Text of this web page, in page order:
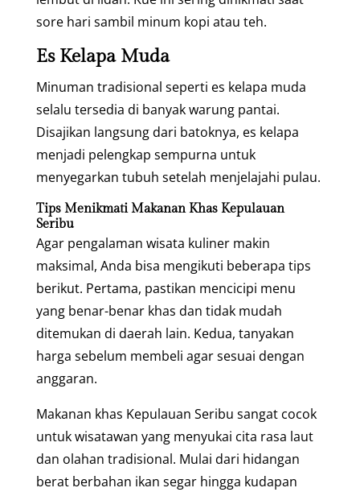
sore hari sambil minum kopi atau teh.
Es Kelapa Muda
Minuman tradisional seperti es kelapa muda
selalu tersedia di banyak warung pantai.
Disajikan langsung dari batoknya, es kelapa
menjadi pelengkap sempurna untuk
menyegarkan tubuh setelah menjelajahi pulau.
Tips Menikmati Makanan Khas Kepulauan
Seribu
Agar pengalaman wisata kuliner makin
maksimal, Anda bisa mengikuti beberapa tips
berikut. Pertama, pastikan mencicipi menu
yang benar-benar khas dan tidak mudah
ditemukan di daerah lain. Kedua, tanyakan
harga sebelum membeli agar sesuai dengan
anggaran.
Makanan khas Kepulauan Seribu sangat cocok
untuk wisatawan yang menyukai cita rasa laut
dan olahan tradisional. Mulai dari hidangan
berat berbahan ikan segar hingga kudapan